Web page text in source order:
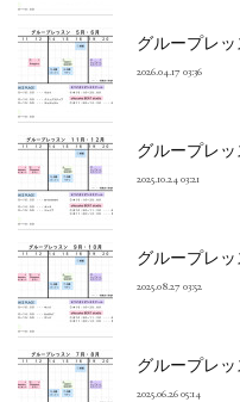
グループレ
2026.04.17 03:36
グループレ
2025.10.24 03:21
グループレ
2025.08.27 03:52
グループレ
2025.06.26 05:14